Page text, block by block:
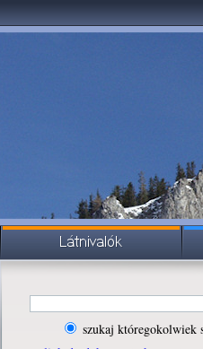
szukaj któregokolwiek